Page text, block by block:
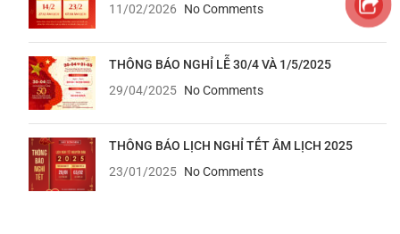
11/02/2026
No Comments
THÔNG BÁO NGHỈ LỄ 30/4 VÀ 1/5/2025
29/04/2025 No Comments
THÔNG BÁO LỊCH NGHỈ TẾT ÂM LỊCH 2025
23/01/2025 No Comments